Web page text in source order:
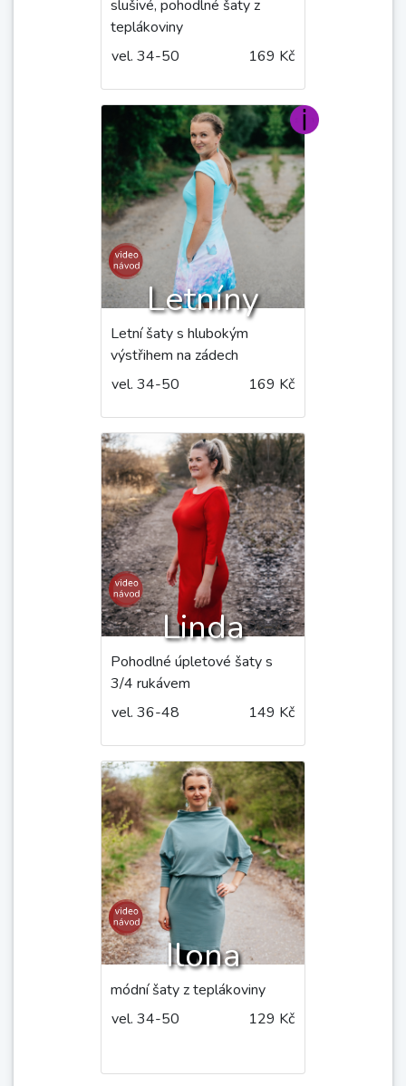
slušivé, pohodlné šaty z
teplákoviny
Letníny
Letní šaty s hlubokým
výstřihem na zádech
Linda
Pohodlné úpletové šaty s
3/4 rukávem
Ilona
módní šaty z teplákoviny